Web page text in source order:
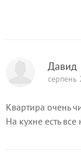
Давид
серпень
Квартира очень
На кухне есть